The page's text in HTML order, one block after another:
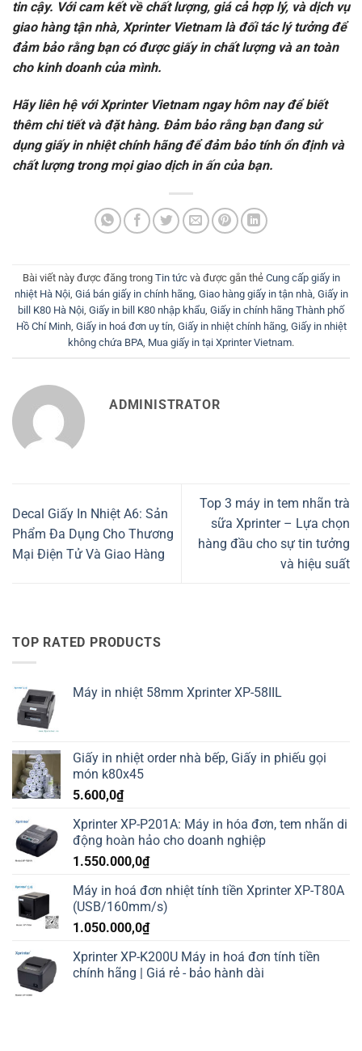
tin cậy. Với cam kết về chất lượng, giá cả hợp lý, và dịch vụ
giao hàng tận nhà, Xprinter Vietnam là đối tác lý tưởng để
đảm bảo rằng bạn có được giấy in chất lượng và an toàn
cho kinh doanh của mình.
Hãy liên hệ với Xprinter Vietnam ngay hôm nay để biết
thêm chi tiết và đặt hàng. Đảm bảo rằng bạn đang sử
dụng giấy in nhiệt chính hãng để đảm bảo tính ổn định và
chất lượng trong mọi giao dịch in ấn của bạn.
Bài viết này được đăng trong Tin tứcvà được gắn thẻ Cung cấp giấy in
nhiệt Hà Nội, Giá bán giấy in chính hãng, Giao hàng giấy in tận nhà, Giấy in
bill K80 Hà Nội, Giấy in bill K80 nhập khẩu, Giấy in chính hãng Thành phố
Hồ Chí Minh, Giấy in hoá đơn uy tín, Giấy in nhiệt chính hãng, Giấy in nhiệt
không chứa BPA, Mua giấy in tại Xprinter Vietnam.
ADMINISTRATOR
Decal Giấy In Nhiệt A6: Sản
Phẩm Đa Dụng Cho Thương
Mại Điện Tử Và Giao Hàng
Top 3 máy in tem nhãn trà
sữa Xprinter – Lựa chọn
hàng đầu cho sự tin tưởng
và hiệu suất
TOP RATED PRODUCTS
Máy in nhiệt 58mm Xprinter XP-58IIL
Giấy in nhiệt order nhà bếp, Giấy in phiếu gọi
món k80x45
5.600,0₫
Xprinter XP-P201A: Máy in hóa đơn, tem nhãn di
động hoàn hảo cho doanh nghiệp
1.550.000,0₫
Máy in hoá đơn nhiệt tính tiền Xprinter XP-T80A
(USB/160mm/s)
1.050.000,0₫
Xprinter XP-K200U Máy in hoá đơn tính tiền
chính hãng | Giá rẻ - bảo hành dài